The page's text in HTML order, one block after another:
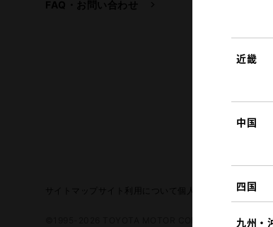
近畿
中国
四国
九州・
FAQ・お問い合わせ
トヨタイムズ
サイト利用について 個人情報の取扱いについ
©1995-2026 TOYOTA MOTOR CORPORATION. ALL